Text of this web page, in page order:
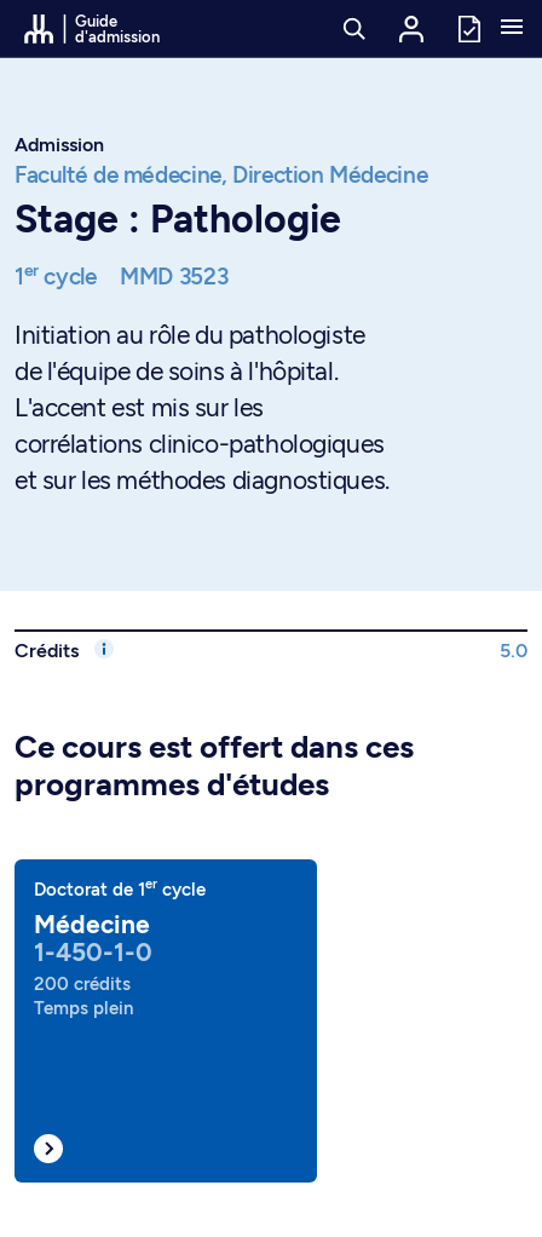
Passer au contenu
Guide
d'admission
Admission
Faculté de médecine, Direction Médecine
Stage : Pathologie
1ercycle MMD 3523
Initiation au rôle du pathologiste
de l'équipe de soins à l'hôpital.
L'accent est mis sur les
corrélations clinico-pathologiques
et sur les méthodes diagnostiques.
Crédits 5.0
Ce cours est offert dans ces
programmes d'études
Doctorat de 1er cycle
Médecine
1-450-1-0
200 crédits
Temps plein